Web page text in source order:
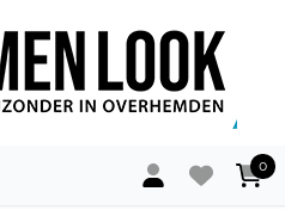
gesloten.
0